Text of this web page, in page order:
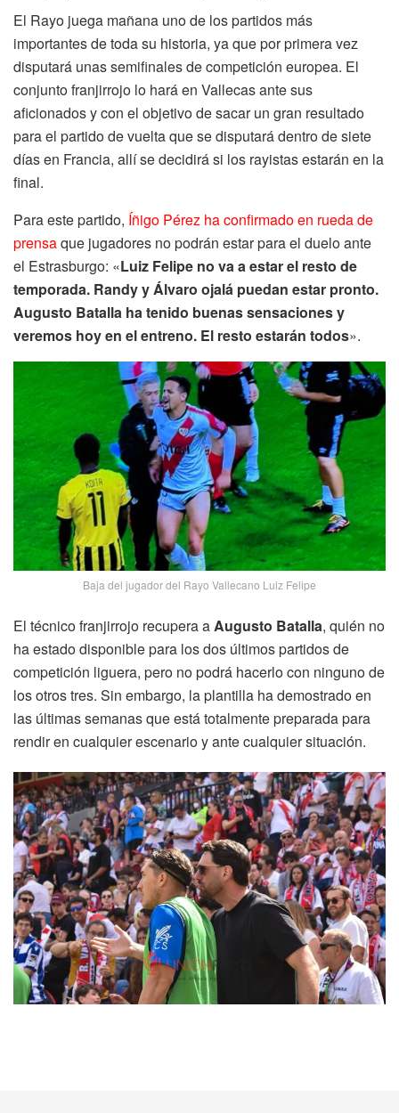
El Rayo juega mañana uno de los partidos más
importantes de toda su historia, ya que por primera vez
disputará unas semifinales de competición europea. El
conjunto franjirrojo lo hará en Vallecas ante sus
aficionados y con el objetivo de sacar un gran resultado
para el partido de vuelta que se disputará dentro de siete
días en Francia, allí se decidirá si los rayistas estarán en la
final.
Para este partido, Íñigo Pérez ha confirmado en rueda de
prensaque jugadores no podrán estar para el duelo ante
el Estrasburgo: «Luiz Felipe no va a estar el resto de
temporada. Randy y Álvaro ojalá puedan estar pronto.
Augusto Batalla ha tenido buenas sensaciones y
veremos hoy en el entreno. El resto estarán todos».
Baja del jugador del Rayo Vallecano Luiz Felipe
El técnico franjirrojo recupera aAugusto Batalla, quién no
ha estado disponible para los dos últimos partidos de
competición liguera, pero no podrá hacerlo con ninguno de
los otros tres. Sin embargo, la plantilla ha demostrado en
las últimas semanas que está totalmente preparada para
rendir en cualquier escenario y ante cualquier situación.